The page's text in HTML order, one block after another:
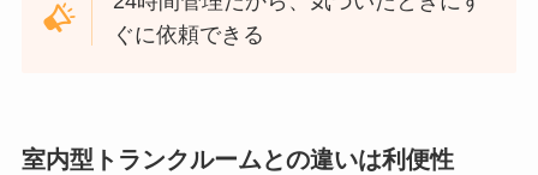
ぐに依頼できる
室内型トランクルームとの違いは利便性